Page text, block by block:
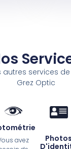
autres services
Grez Optic
avez
Photos